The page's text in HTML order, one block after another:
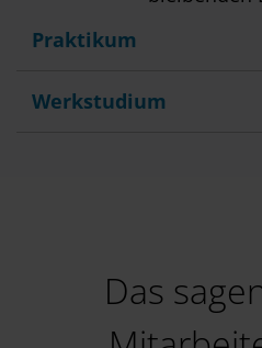
Praktikum
Werkstudium
Das